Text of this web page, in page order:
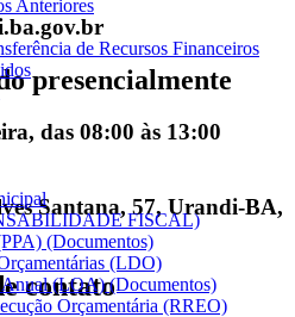
presencialmente
das 08:00 às 13:00
Santana, 57, Urandi-BA,
contato
Anteriores
de Recursos Financeiros
FISCAL)
(Documentos)
(LDO)
(LOA) (Documentos)
Orçamentária (RREO)